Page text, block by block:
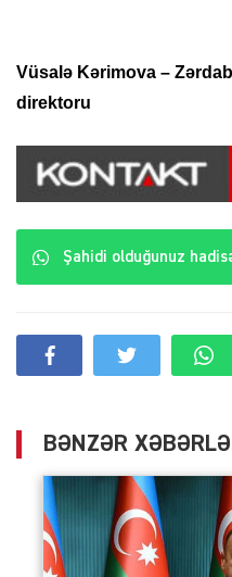
Vüsalə Kərimova –
direktoru
Şahidi olduğunuz
BƏNZƏR